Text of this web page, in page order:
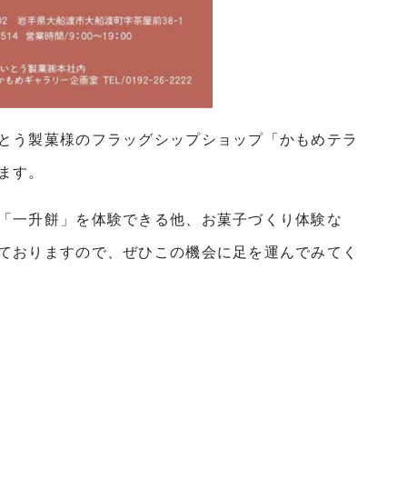
う製菓様のフラッグシップショップ「かもめテラ
す。
一升餅」を体験できる他、お菓子づくり体験な
りますので、ぜひこの機会に足を運んでみてく